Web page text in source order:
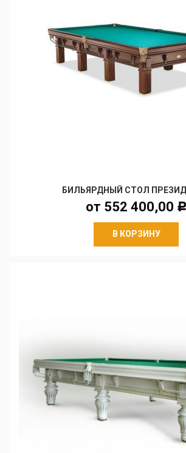
БИЛЬЯРДНЫЙ СТОЛ
от 552 400,00 Р
В КОРЗИНУ